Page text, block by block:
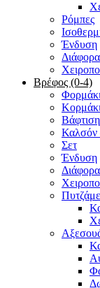
Ρόμπες
Ένδυση
Διάφορα
Βρέφος (0-4)
Βάφτιση
Καλσόν
Σετ
Ένδυση
Διάφορα